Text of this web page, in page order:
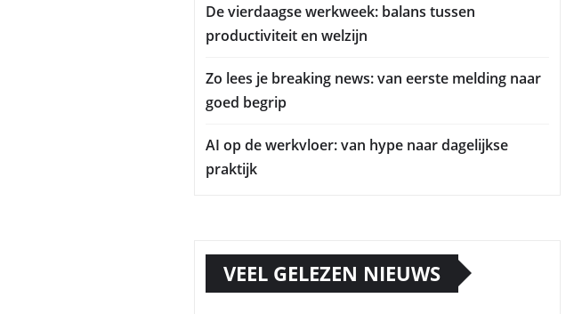
De vierdaagse werkweek: balans tussen
productiviteit en welzijn
Zo lees je breaking news: van eerste melding naar
goed begrip
AI op de werkvloer: van hype naar dagelijkse
praktijk
VEEL GELEZEN NIEUWS